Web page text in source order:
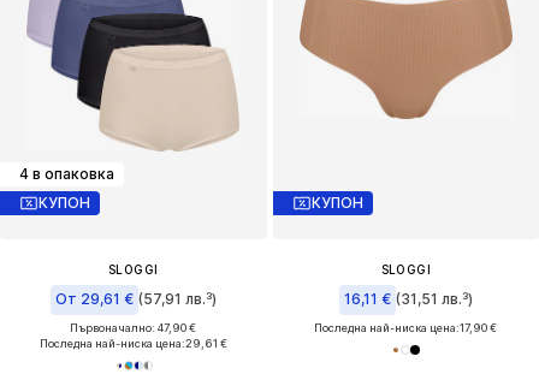
4 в опаковка
КУПОН
SLOGGI
От 29,61 € (57,91 лв.³)
Първоначално: 47,90 €
Последна най-ниска цена:29,61 €
КУПОН
SLOGGI
16,11 € (31,51 лв.³)
Последна най-ниска цена:17,90 €